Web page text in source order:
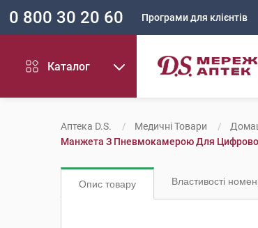
0 800 30 20 60 Програми для клієнтів
Каталог
Аптека D.S. Медичні Товари
Манжета З Пневмокамерою Для
Опис товару Властивості